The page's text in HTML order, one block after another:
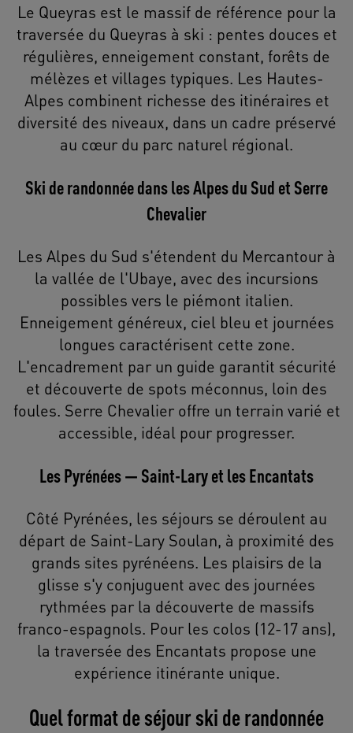
Le Queyras est le massif de référence pour la
traversée du Queyras à ski : pentes douces et
régulières, enneigement constant, forêts de
mélèzes et villages typiques. Les Hautes-
Alpes combinent richesse des itinéraires et
diversité des niveaux, dans un cadre préservé
au cœur du parc naturel régional.
Ski de randonnée dans les Alpes du Sud et Serre
Chevalier
Les Alpes du Sud s'étendent du Mercantour à
la vallée de l'Ubaye, avec des incursions
possibles vers le piémont italien.
Enneigement généreux, ciel bleu et journées
longues caractérisent cette zone.
L'encadrement par un guide garantit sécurité
et découverte de spots méconnus, loin des
foules. Serre Chevalier offre un terrain varié et
accessible, idéal pour progresser.
Les Pyrénées — Saint-Lary et les Encantats
Côté Pyrénées, les séjours se déroulent au
départ de Saint-Lary Soulan, à proximité des
grands sites pyrénéens. Les plaisirs de la
glisse s'y conjuguent avec des journées
rythmées par la découverte de massifs
franco-espagnols. Pour les colos (12-17 ans),
la traversée des Encantats propose une
expérience itinérante unique.
Quel format de séjour ski de randonnée